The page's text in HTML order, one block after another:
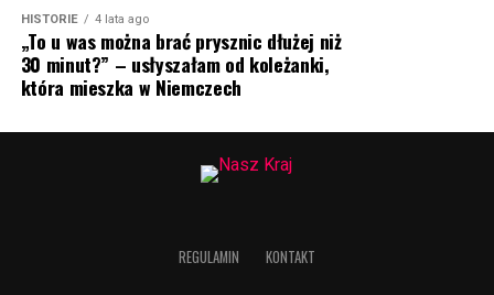
HISTORIE 4 lata ago
„To u was można brać prysznic dłużej niż
30 minut?” – usłyszałam od koleżanki,
która mieszka w Niemczech
REGULAMIN KONTAKT